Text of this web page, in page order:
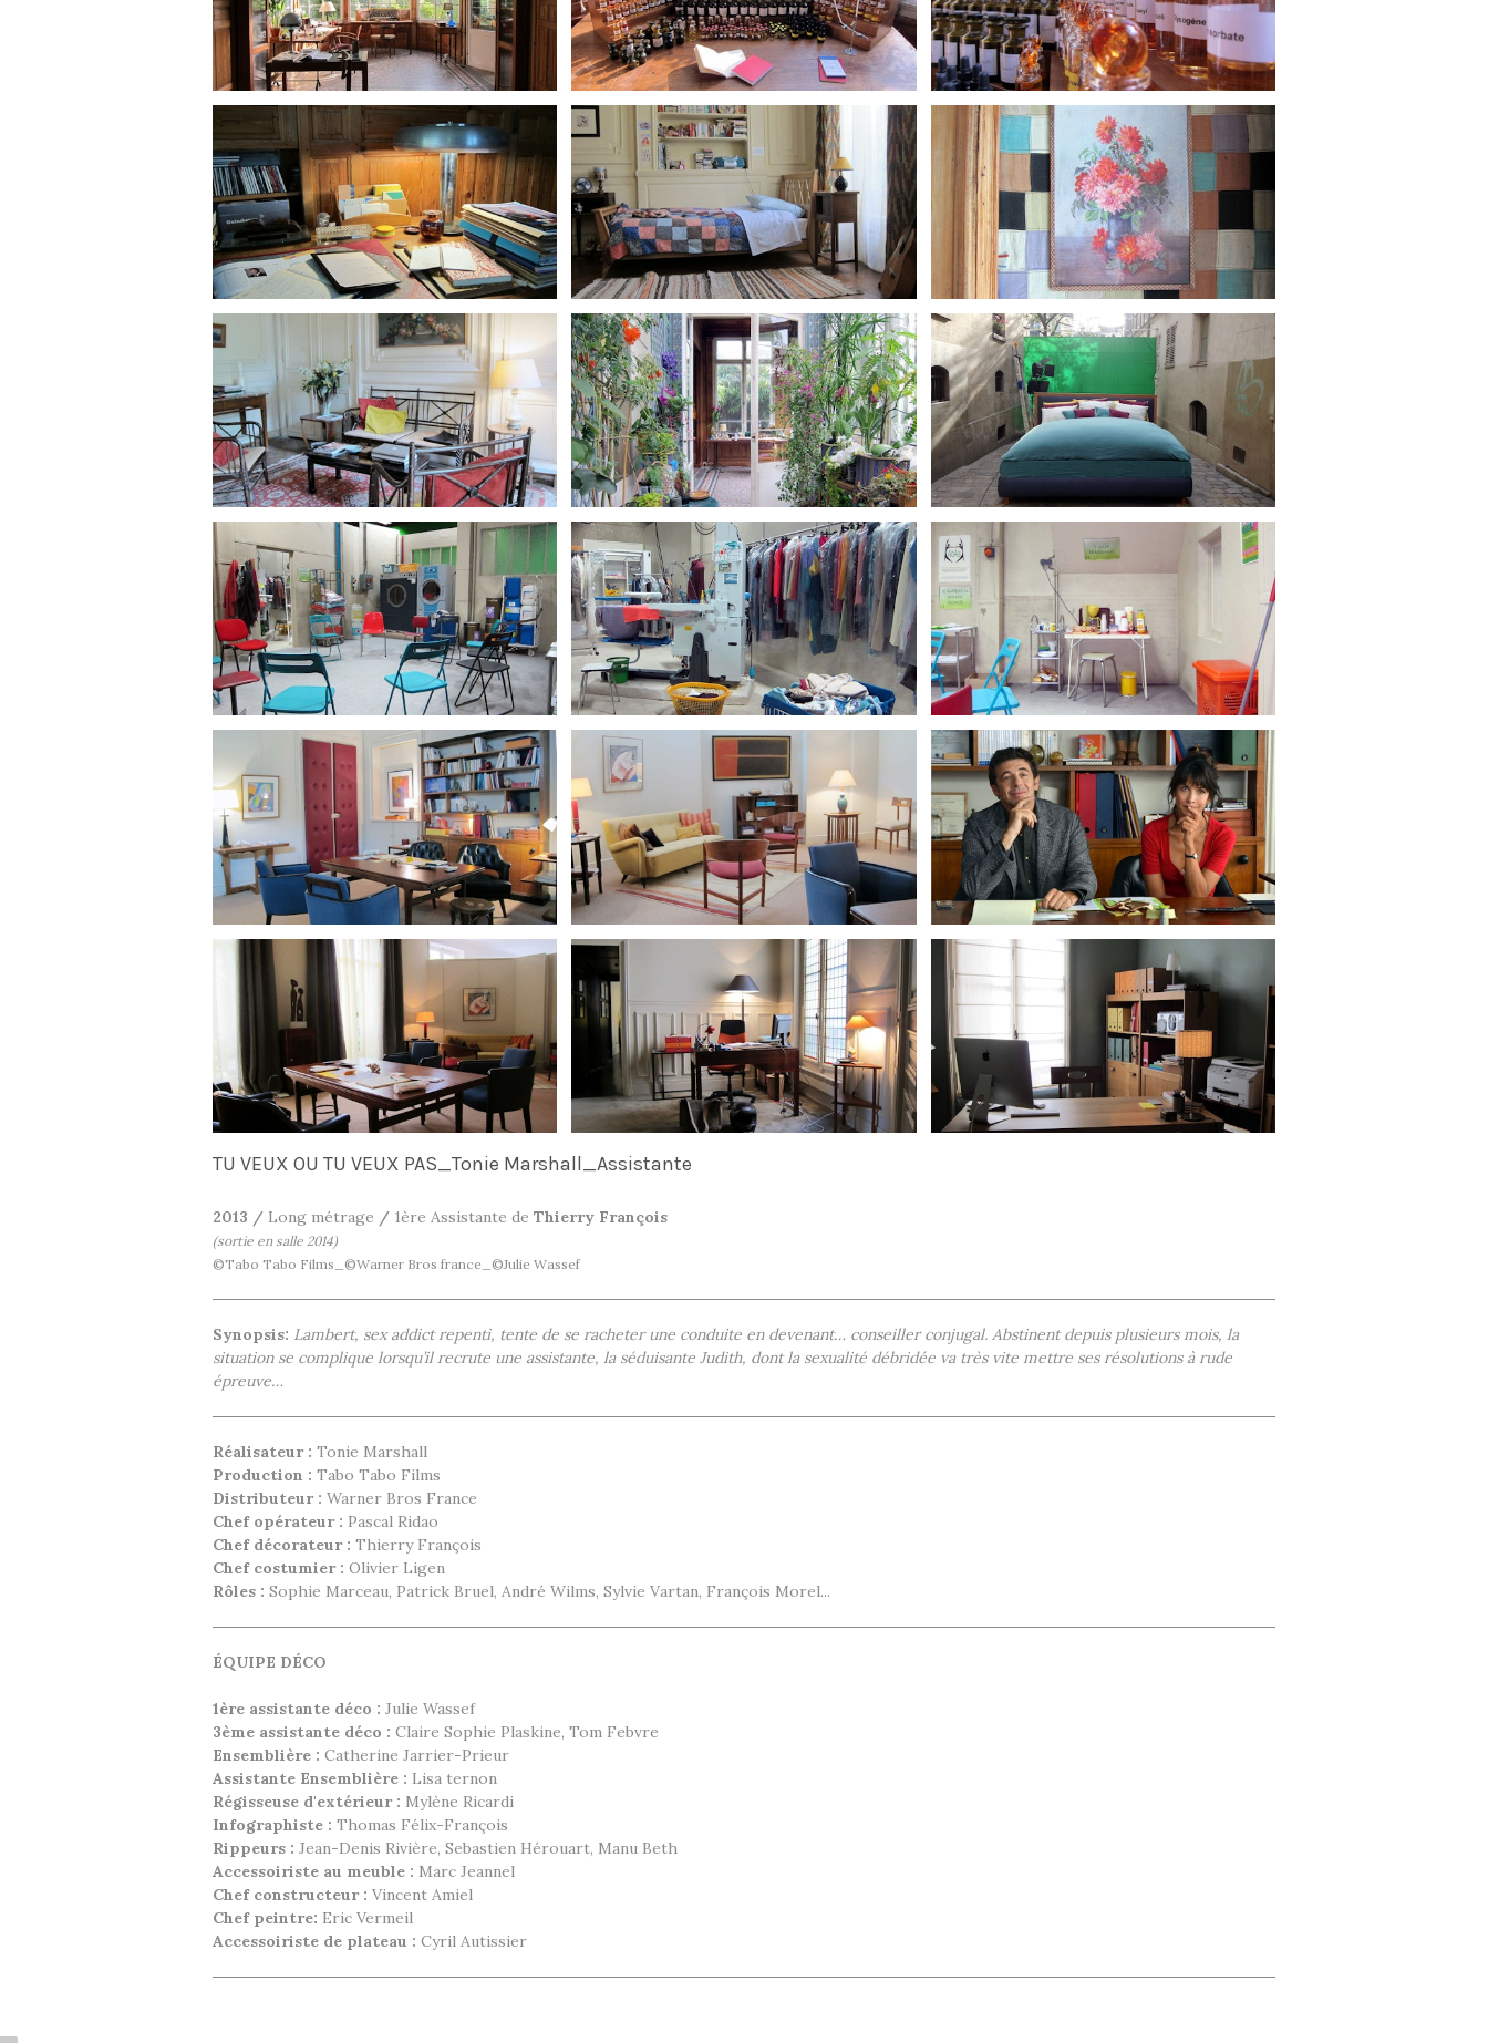
TU VEUX OU TU VEUX PAS_Tonie Marshall_Assistante
2013 / Long métrage / 1ère Assistante de Thierry François
(sortie en salle 2014)
©Tabo Tabo Films_©Warner Bros france_©Julie Wassef
Synopsis: Lambert, sex addict repenti, tente de se racheter une conduite en devenant… conseiller conjugal. Abstinent depuis plusieurs mois, la
situation se complique lorsqu’il recrute une assistante, la séduisante Judith, dont la sexualité débridée va très vite mettre ses résolutions à rude
épreuve…
Réalisateur : Tonie Marshall
Production : Tabo Tabo Films
Distributeur : Warner Bros France
Chef opérateur : Pascal Ridao
Chef décorateur : Thierry François
Chef costumier : Olivier Ligen
Rôles : Sophie Marceau, Patrick Bruel, André Wilms, Sylvie Vartan, François Morel...
ÉQUIPE DÉCO
1ère assistante déco : Julie Wassef
3ème assistante déco : Claire Sophie Plaskine, Tom Febvre
Ensemblière : Catherine Jarrier-Prieur
Assistante Ensemblière : Lisa ternon
Régisseuse d'extérieur : Mylène Ricardi
Infographiste : Thomas Félix-François
Rippeurs : Jean-Denis Rivière, Sebastien Hérouart, Manu Beth
Accessoiriste au meuble : Marc Jeannel
Chef constructeur : Vincent Amiel
Chef peintre: Eric Vermeil
Accessoiriste de plateau : Cyril Autissier